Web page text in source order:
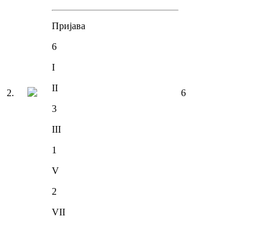
2.
Пријава
6
I
II
3
III
1
V
2
VII
6